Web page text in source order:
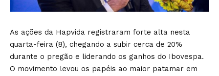
As ações da Hapvida registraram forte alta nesta
quarta-feira (8), chegando a subir cerca de 20%
durante o pregão e liderando os ganhos do Ibovespa.
O movimento levou os papéis ao maior patamar em